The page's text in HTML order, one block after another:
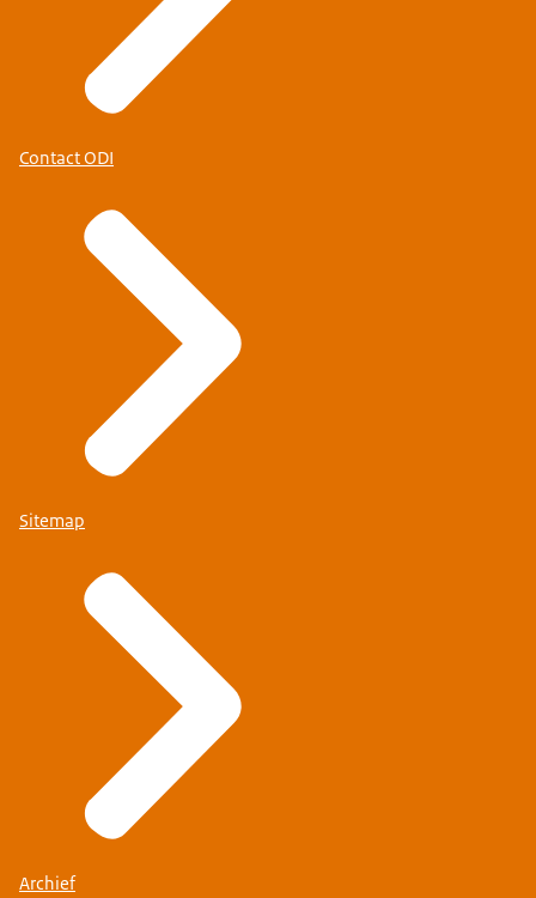
Contact ODI
Sitemap
Archief